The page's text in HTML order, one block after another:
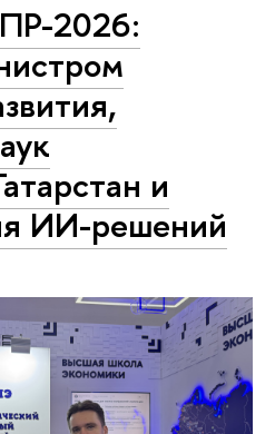
2026:
и
ИИ-решений